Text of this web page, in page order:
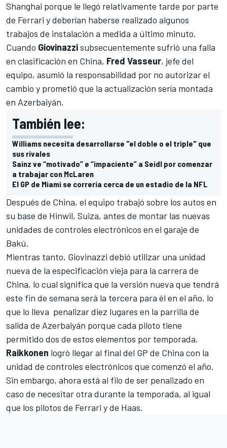
Shanghai porque le llegó relativamente tarde por parte
de Ferrari y deberían haberse realizado algunos
trabajos de instalación a medida a último minuto.
Cuando Giovinazzisubsecuentemente sufrió una falla
en clasificación en China, Fred Vasseur, jefe del
equipo, asumió la responsabilidad por no autorizar el
cambio y prometió que la actualización sería montada
en Azerbaiyán.
También lee:
Williams necesita desarrollarse "el doble o el triple" que
sus rivales
Sainz ve “motivado” e “impaciente” a Seidl por comenzar
a trabajar con McLaren
El GP de Miami se correría cerca de un estadio de la NFL
Después de China, el equipo trabajó sobre los autos en
su base de Hinwil, Suiza, antes de montar las nuevas
unidades de controles electrónicos en el garaje de
Bakú.
Mientras tanto, Giovinazzi debió utilizar una unidad
nueva de la especificación vieja para la carrera de
China, lo cual significa que la versión nueva que tendrá
este fin de semana será la tercera para él en el año, lo
que lo lleva penalizar diez lugares en la parrilla de
salida de Azerbaiyán porque cada piloto tiene
permitido dos de estos elementos por temporada.
Raikkonen logró llegar al final del GP de China con la
unidad de controles electrónicos que comenzó el año.
Sin embargo, ahora está al filo de ser penalizado en
caso de necesitar otra durante la temporada, al igual
que los pilotos de Ferrari y de Haas.